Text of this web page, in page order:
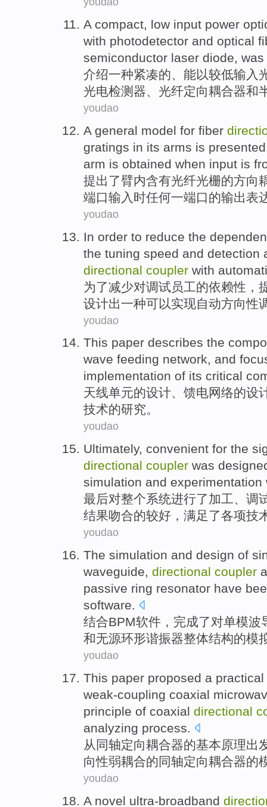
A compact, low input power
with photodetector and optical
semiconductor laser diode, was
介绍一种紧凑的、 能以较低输入
光电检测器、 光纤定向耦合器和
youdao
A general model for fiber
gratings in its arms is presented
arm is obtained when input is
提出了臂内含有光纤光栅的方向
端口输入 时任何一端口的输出表
youdao
In order to reduce the
the tuning speed and detection
directional coupler with
为了减少对调试 员工的依赖性 ，
设计出一种可以实现自动方向性
youdao
This paper describes the
wave feeding network, and
implementation of its critical
天线单元的设计、 馈电网络的设
技术的研究。
youdao
Ultimately, convenient for the
directional coupler was
simulation and experimentation
最后对整个系统进行了加工、调
结果吻合的较好，满足了各项技
youdao
The simulation and design of
waveguide, directional coupler
passive ring resonator have
software.
结合BPM软件， 完成了对单模波
和无源环形谐振器整体结构的模
youdao
This paper proposed a practical
weak-coupling coaxial
principle of coaxial directional
analyzing process.
从 同轴定向耦合器的基本原理出
向性弱耦合的同轴定向耦合器的
youdao
A novel ultra-broadband